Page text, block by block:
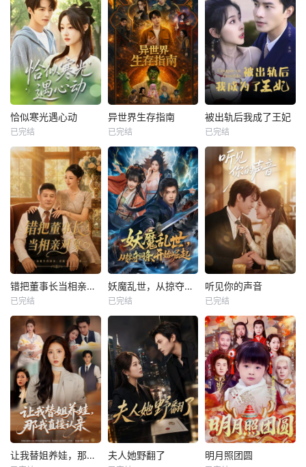
恰似寒光遇心动
已完结
异世界生存指南
已完结
被出轨后我成了王妃
已完结
错把董事长当相亲对象
已完结
妖魔乱世，从掠夺词条开始崛起
已完结
听见你的声音
已完结
让我替姐养娃，那我直接认亲 夫人她野翻了 明月照团圆